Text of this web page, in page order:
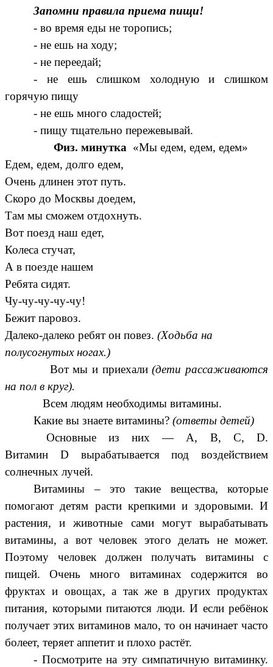
Запомни правила приема пищи!
- во время еды не торопись;
- не ешь на ходу;
- не переедай;
- не ешь слишком холодную и слишком
горячую пищу
- не ешь много сладостей;
- пищу тщательно пережевывай.
Физ. минутка «Мы едем, едем, едем»
Едем, едем, долго едем,
Очень длинен этот путь.
Скоро до Москвы доедем,
Там мы сможем отдохнуть.
Вот поезд наш едет,
Колеса стучат,
А в поезде нашем
Ребята сидят.
Чу-чу-чу-чу-чу!
Бежит паровоз.
Далеко-далеко ребят он повез. (Ходьба на
полусогнутых ногах.)
Вот мы и приехали(дети рассаживаются
на пол в круг).
Всем людям необходимы витамины.
Какие вы знаете витамины?(ответы детей)
Основные из них — А, В, С, D.
Витамин D вырабатывается под воздействием
солнечных лучей.
Витамины – это такие вещества, которые
помогают детям расти крепкими и здоровыми. И
растения, и животные сами могут вырабатывать
витамины, а вот человек этого делать не может.
Поэтому человек должен получать витамины с
пищей. Очень много витаминах содержится во
фруктах и овощах, а так же в других продуктах
питания, которыми питаются люди. И если ребёнок
получает этих витаминов мало, то он начинает часто
болеет, теряет аппетит и плохо растёт.
- Посмотрите на эту симпатичную витаминку.